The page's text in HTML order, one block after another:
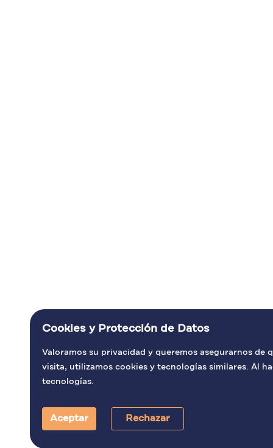
Cookies y Protección de Datos
Valoramos su privacidad y queremos asegurarnos
visita, utilizamos cookies y tecnologías similares. Al
tecnologías.
Aceptar Rechazar